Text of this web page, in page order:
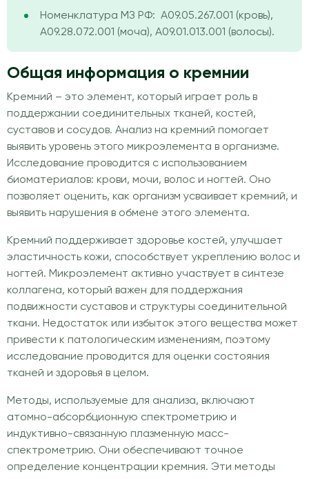
Номенклатура МЗ РФ: A09.05.267.001 (кровь),
A09.28.072.001 (моча), A09.01.013.001 (волосы).
Общая информация о кремнии
Кремний – это элемент, который играет роль в
поддержании соединительных тканей, костей,
суставов и сосудов. Анализ на кремний помогает
выявить уровень этого микроэлемента в организме.
Исследование проводится с использованием
биоматериалов: крови, мочи, волос и ногтей. Оно
позволяет оценить, как организм усваивает кремний, и
выявить нарушения в обмене этого элемента.
Кремний поддерживает здоровье костей, улучшает
эластичность кожи, способствует укреплению волос и
ногтей. Микроэлемент активно участвует в синтезе
коллагена, который важен для поддержания
подвижности суставов и структуры соединительной
ткани. Недостаток или избыток этого вещества может
привести к патологическим изменениям, поэтому
исследование проводится для оценки состояния
тканей и здоровья в целом.
Методы, используемые для анализа, включают
атомно-абсорбционную спектрометрию и
индуктивно-связанную плазменную масс-
спектрометрию. Они обеспечивают точное
определение концентрации кремния. Эти методы